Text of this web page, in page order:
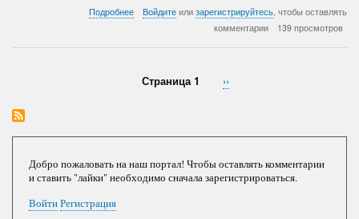
Подробнее
Хождение
мукам.
Войдите или зарегистрируйтесь, чтобы оставлять
комментарии
139 просмотров
страниц
Страница 1
Следующая
››
Добро пожаловать на наш портал! Чтобы оставлять комментарии
и ставить "лайки" необходимо сначала зарегистрироваться.
ВойтиРегистрация